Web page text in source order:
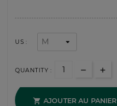
US :
QUANTITY :
 AJOUTER AU PANIER